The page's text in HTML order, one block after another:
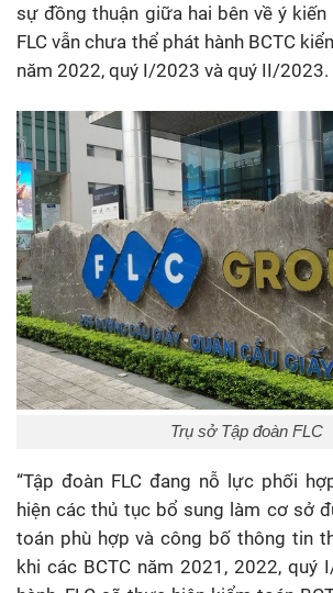
sự đồng thuận giữa hai bên về ý kiến
FLC vẫn chưa thể phát hành BCTC
năm 2022, quý I/2023 và quý II/2023.
Trụ sở Tập đoàn FLC
“Tập đoàn FLC đang nỗ lực phối
hiện các thủ tục bổ sung làm cơ sở
toán phù hợp và công bố thông tin
khi các BCTC năm 2021, 2022, quý